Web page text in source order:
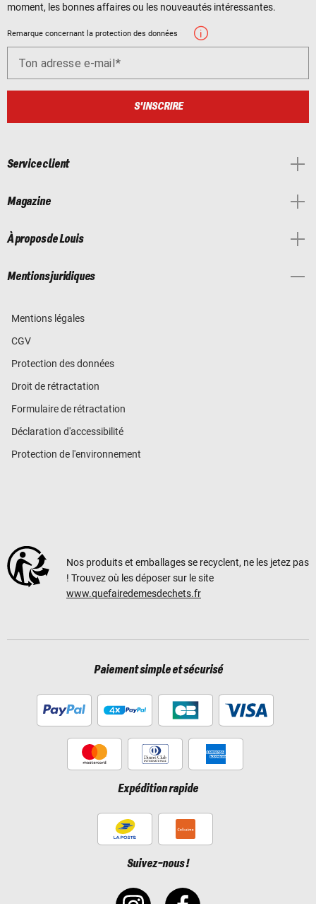
moment, les bonnes affaires ou les nouveautés intéressantes.
Remarque concernant la protection des données
Ton adresse e-mail
S'INSCRIRE
Service client
Magazine
À propos de Louis
Mentions juridiques
Mentions légales
CGV
Protection des données
Droit de rétractation
Formulaire de rétractation
Déclaration d'accessibilité
Protection de l'environnement
Nos produits et emballages se recyclent, ne les jetez pas
! Trouvez où les déposer sur le site
www.quefairedemesdechets.fr
Paiement simple et sécurisé
Expédition rapide
Suivez-nous !